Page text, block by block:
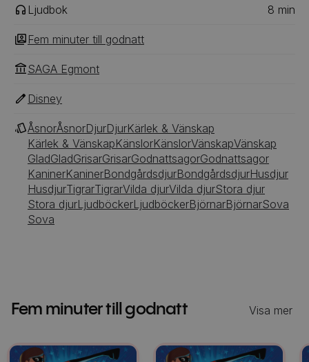
Ljudbok 8 min
Fem minuter till godnatt
SAGA Egmont
Disney
ÅsnorÅsnorDjurDjurKärlek & Vänskap
Kärlek & VänskapKänslorKänslorVänskapVänskap
GladGladGrisarGrisarGodnattsagorGodnattsagor
KaninerKaninerBondgårdsdjurBondgårdsdjurHusdjur
HusdjurTigrarTigrarVilda djurVilda djurStora djur
Stora djurLjudböckerLjudböckerBjörnarBjörnarSova
Sova
Fem minuter till godnatt Visa mer